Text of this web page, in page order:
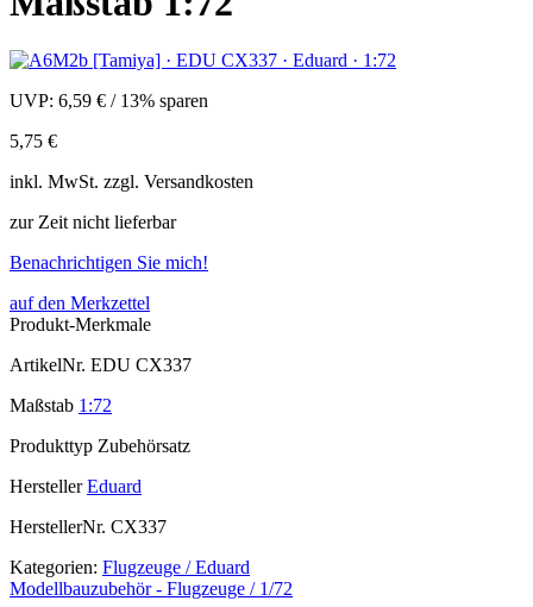
UVP: 6,59 € / 13% sparen
5,75 €
inkl. MwSt. zzgl. Versandkosten
zur Zeit nicht lieferbar
Benachrichtigen Sie mich!
auf den Merkzettel
Produkt-Merkmale
ArtikelNr. EDU CX337
Maßstab 1:72
Produkttyp Zubehörsatz
Hersteller Eduard
HerstellerNr. CX337
Kategorien: Flugzeuge / Eduard
Modellbauzubehör - Flugzeuge / 1/72